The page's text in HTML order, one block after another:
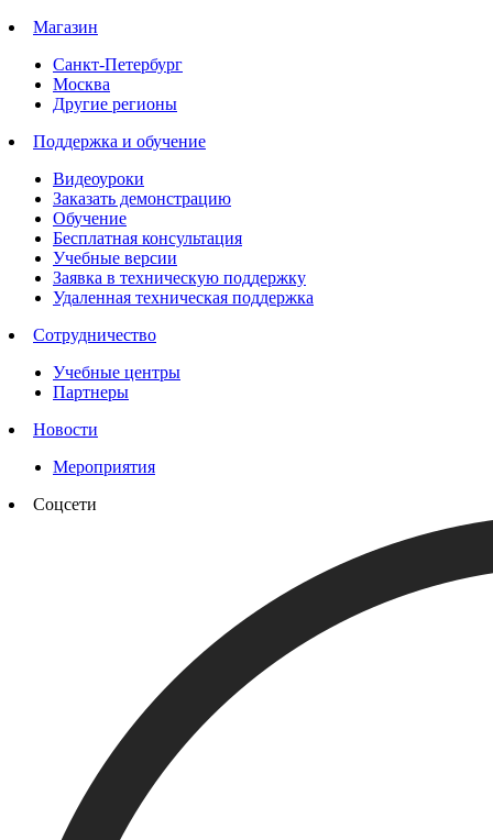
Магазин
Санкт-Петербург
Москва
Другие регионы
Поддержка и обучение
Видеоуроки
Заказать демонстрацию
Обучение
Бесплатная консультация
Учебные версии
Заявка в техническую поддержку
Удаленная техническая поддержка
Сотрудничество
Учебные центры
Партнеры
Новости
Мероприятия
Соцсети